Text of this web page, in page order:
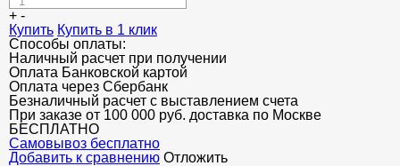
НЕДОРОГОЙ МЕТАЛЛОПРОКАТ
+ -
Купить Купить в 1 клик
Способы оплаты:
Наличный расчет при получении
Оплата Банковской картой
Оплата через Сбербанк
Безналичный расчет с выставлением счета
При заказе от 100 000 руб. доставка по Москве
БЕСПЛАТНО
Cамовывоз бесплатно
Добавить к сравнению Отложить